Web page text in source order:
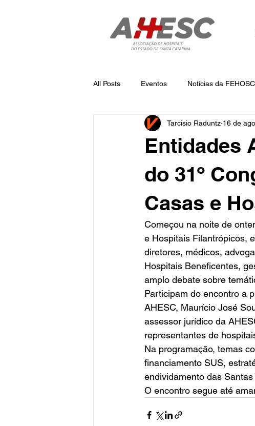
All Posts Eventos Notícias da FEHOSC
Notícias da AHESC
Entidades
do 31º
Casas e
Tarcisio Raduntz 16 de
Começou na noite de
e Hospitais Filantrópicos,
diretores, médicos,
Hospitais Beneficentes,
amplo debate sobre
Participam do encontro a
AHESC, Maurício José
assessor jurídico da
representantes de
Na programação, temas
financiamento SUS,
endividamento das
O encontro segue até